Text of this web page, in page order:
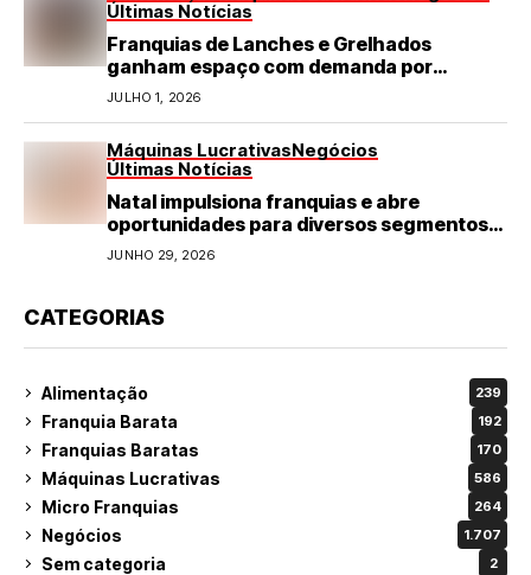
Últimas Notícias
Franquias de Lanches e Grelhados
ganham espaço com demanda por
refeições rápidas e de qualidade
JULHO 1, 2026
Máquinas LucrativasNegócios
Últimas Notícias
Natal impulsiona franquias e abre
oportunidades para diversos segmentos
do varejo
JUNHO 29, 2026
CATEGORIAS
Alimentação 239
Franquia Barata 192
Franquias Baratas 170
Máquinas Lucrativas 586
Micro Franquias 264
Negócios 1.707
Sem categoria 2